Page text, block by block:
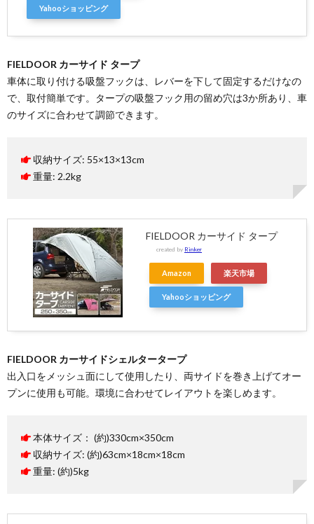
Yahooショッピング
FIELDOOR カーサイド タープ
車体に取り付ける吸盤フックは、レバーを下して固定するだけなの
で、取付簡単です。タープの吸盤フック用の留め穴は3か所あり、車
のサイズに合わせて調節できます。
収納サイズ: 55×13×13cm
重量: 2.2kg
FIELDOOR カーサイド タープ
created by Rinker
Amazon 楽天市場
Yahooショッピング
FIELDOOR カーサイドシェルタータープ
出入口をメッシュ面にして使用したり、両サイドを巻き上げてオー
プンに使用も可能。環境に合わせてレイアウトを楽しめます。
本体サイズ： (約)330cm×350cm
収納サイズ: (約)63cm×18cm×18cm
重量: (約)5kg